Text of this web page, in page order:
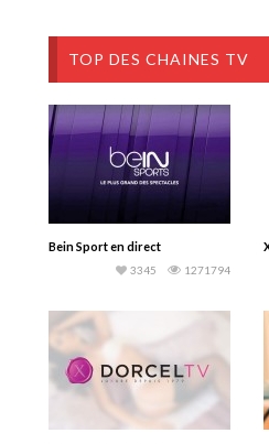
TOP DES CHAINES TV
Bein Sport en direct
1271794
3345